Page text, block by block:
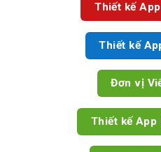
Thiết kế
Thiết kế
Đơn vị
Thiết kế App